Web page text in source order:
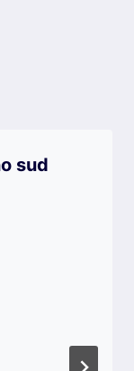
sud